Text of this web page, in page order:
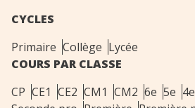
CYCLES
Primaire Collège Lycée
COURS PAR CLASSE
CP CE1 CE2 CM1 CM2 6e 5e 4e